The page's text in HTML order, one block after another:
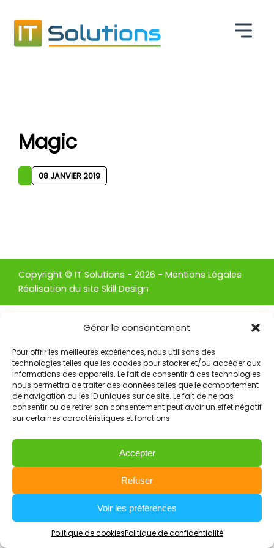
Gérer le consentement
Pour offrir les meilleures expériences, nous utilisons des
technologies telles que les cookies pour stocker et/ou accéder aux
informations des appareils. Le fait de consentir à ces technologies
nous permettra de traiter des données telles que le comportement
de navigation ou les ID uniques sur ce site. Le fait de ne pas
consentir ou de retirer son consentement peut avoir un effet négatif
sur certaines caractéristiques et fonctions.
Accepter
Refuser
Voir les préférences
Politique de cookiesPolitique de confidentialité
Magic
08 JANVIER 2019
Copyright © IT Solutions - 2026 - Mentions Légales
Réalisation du site Skill Design